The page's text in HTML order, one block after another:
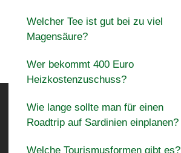
Welcher Tee ist gut bei zu viel
Magensäure?
Wer bekommt 400 Euro
Heizkostenzuschuss?
Wie lange sollte man für einen
Roadtrip auf Sardinien einplanen?
Welche Tourismusformen gibt es?